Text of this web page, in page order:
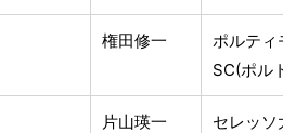
権田修一
ポルティ
SC(ポル
片山瑛一 セレッソ